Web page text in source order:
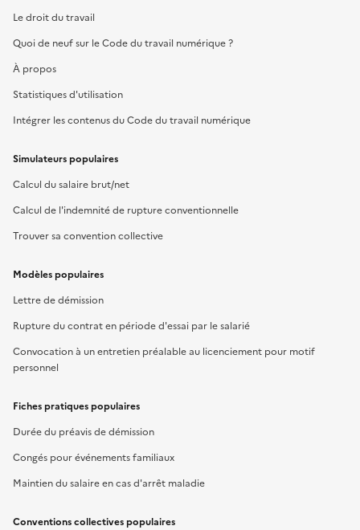
Le droit du travail
Quoi de neuf sur le Code du travail numérique ?
À propos
Statistiques d'utilisation
Intégrer les contenus du Code du travail numérique
Simulateurs populaires
Calcul du salaire brut/net
Calcul de l'indemnité de rupture conventionnelle
Trouver sa convention collective
Modèles populaires
Lettre de démission
Rupture du contrat en période d'essai par le salarié
Convocation à un entretien préalable au licenciement pour motif
personnel
Fiches pratiques populaires
Durée du préavis de démission
Congés pour événements familiaux
Maintien du salaire en cas d'arrêt maladie
Conventions collectives populaires